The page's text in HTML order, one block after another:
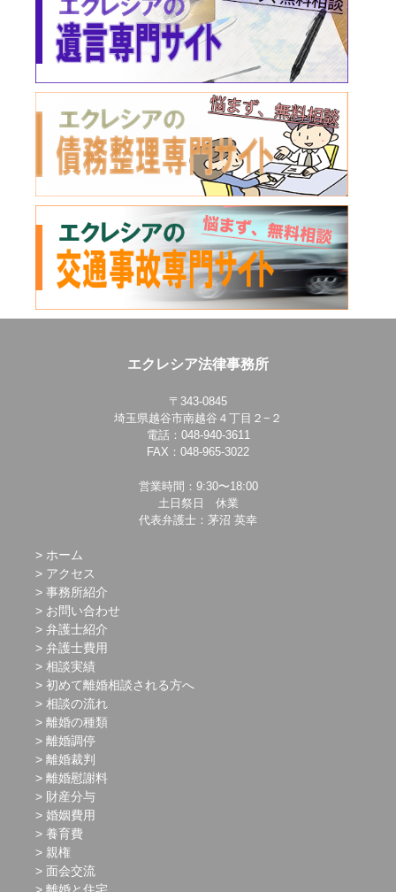
エクレシア法律事務所
〒343-0845
埼玉県越谷市南越谷４丁目２−２
電話：048-940-3611
FAX：048-965-3022
営業時間：9:30〜18:00
土日祭日 休業
代表弁護士：茅沼 英幸
ホーム
アクセス
事務所紹介
お問い合わせ
弁護士紹介
弁護士費用
相談実績
初めて離婚相談される方へ
相談の流れ
離婚の種類
離婚調停
離婚裁判
離婚慰謝料
財産分与
婚姻費用
養育費
親権
面会交流